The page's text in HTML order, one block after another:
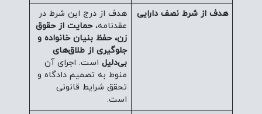
هدف از شرط نصف دارایی
هدف از درج این شرط در
عقدنامه،حمایت از حقوق
زن، حفظ بنیان خانواده و
جلوگیری از طلاق‌های
بی‌دلیل است. اجرای آن
منوط به تصمیم دادگاه و
تحقق شرایط قانونی
است.